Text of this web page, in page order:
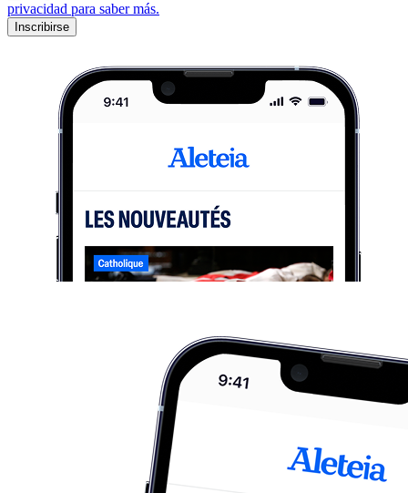
privacidad para saber más.
Inscribirse